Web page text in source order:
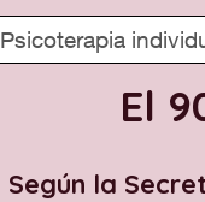
Psicoterapia
El
Según la